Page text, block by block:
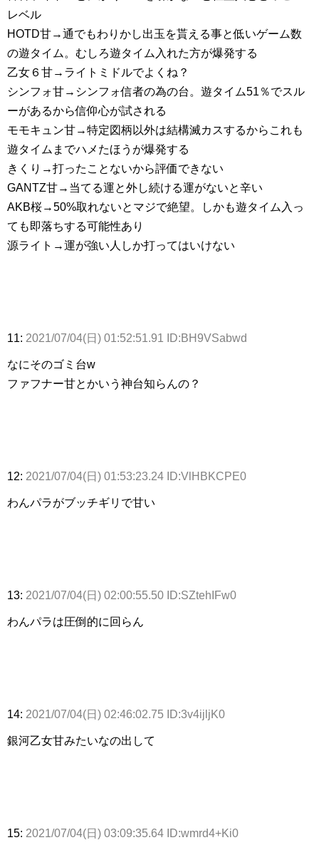
レベル
HOTD甘→通でもわりかし出玉を貰える事と低いゲーム数
の遊タイム。むしろ遊タイム入れた方が爆発する
乙女６甘→ライトミドルでよくね？
シンフォ甘→シンフォ信者の為の台。遊タイム51％でスル
ーがあるから信仰心が試される
モモキュン甘→特定図柄以外は結構滅カスするからこれも
遊タイムまでハメたほうが爆発する
きくり→打ったことないから評価できない
GANTZ甘→当てる運と外し続ける運がないと辛い
AKB桜→50%取れないとマジで絶望。しかも遊タイム入っ
ても即落ちする可能性あり
源ライト→運が強い人しか打ってはいけない
11: 2021/07/04(日) 01:52:51.91 ID:BH9VSabwd
なにそのゴミ台w
ファフナー甘とかいう神台知らんの？
12: 2021/07/04(日) 01:53:23.24 ID:VlHBKCPE0
わんパラがブッチギリで甘い
13: 2021/07/04(日) 02:00:55.50 ID:SZtehIFw0
わんパラは圧倒的に回らん
14: 2021/07/04(日) 02:46:02.75 ID:3v4ijljK0
銀河乙女甘みたいなの出して
15: 2021/07/04(日) 03:09:35.64 ID:wmrd4+Ki0